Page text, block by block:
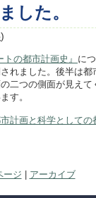
した。
)
の都市計画史』 に
れました。後半は
二つの側面が見え
す。
計画と科学としての
ージ アーカイブ